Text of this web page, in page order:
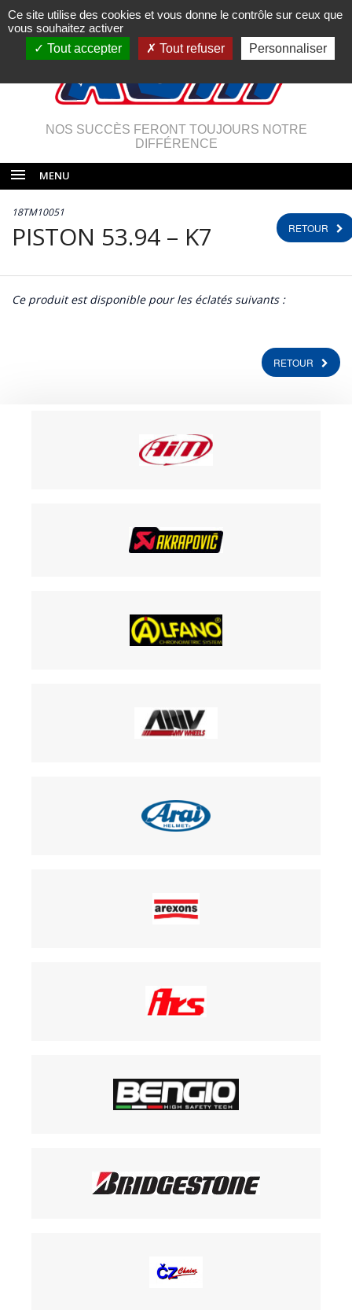
NOS SUCCÈS FERONT TOUJOURS NOTRE
DIFFÉRENCE
MENU
RETOUR
18TM10051
PISTON 53.94 – K7
Ce produit est disponible pour les éclatés suivants :
RETOUR
Ce site utilise des cookies et vous donne le contrôle sur ceux que
vous souhaitez activer
Tout accepter
Tout refuser Personnaliser